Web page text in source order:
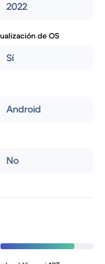
2022
de OS
Sí
Android
No